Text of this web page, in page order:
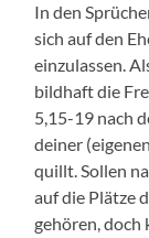
In den
sich auf den
einzulassen.
bildhaft die
5,15-19 nach
deiner
quillt. Sollen
auf die Plätze
gehören, doch